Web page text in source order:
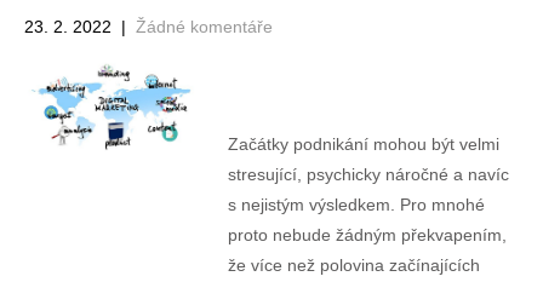
23. 2. 2022 | Žádné komentáře
Začátky podnikání mohou být velmi
stresující, psychicky náročné a navíc
s nejistým výsledkem. Pro mnohé
proto nebude žádným překvapením,
že více než polovina začínajících